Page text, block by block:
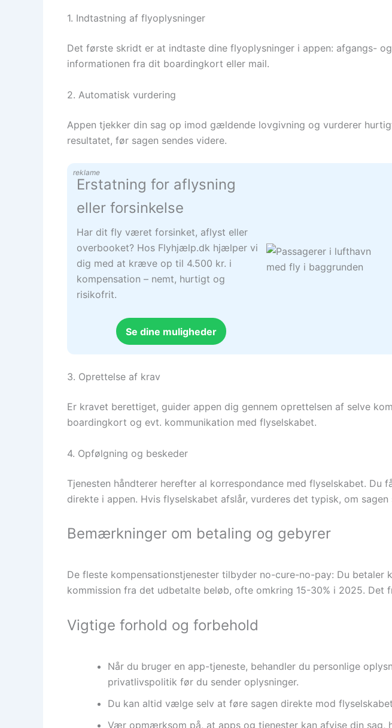
1. Indtastning af flyoplysninger
Det første skridt er at indtaste dine flyoplysninger i appen: afgangs-
informationen fra dit boardingkort eller mail.
2. Automatisk vurdering
Appen tjekker din sag op imod gældende lovgivning og vurderer
resultatet, før sagen sendes videre.
reklame
Erstatning for aflysning
eller forsinkelse
Har dit fly været forsinket, aflyst eller
overbooket? Hos Flyhjælp.dk hjælper vi
dig med at kræve op til 4.500 kr. i
kompensation – nemt, hurtigt og
risikofrit.
Se dine muligheder
3. Oprettelse af krav
Er kravet berettiget, guider appen dig gennem oprettelsen af selve
boardingkort og evt. kommunikation med flyselskabet.
4. Opfølgning og beskeder
Tjenesten håndterer herefter al korrespondance med flyselskabet.
direkte i appen. Hvis flyselskabet afslår, vurderes det typisk, om
Bemærkninger om betaling og gebyrer
De fleste kompensationstjenester tilbyder no-cure-no-pay: Du
kommission fra det udbetalte beløb, ofte omkring 15-30% i 2025.
Vigtige forhold og forbehold
Når du bruger en app-tjeneste, behandler du personlige
privatlivspolitik før du sender oplysninger.
Du kan altid vælge selv at føre sagen direkte mod
Vær opmærksom på, at apps og tjenester kan afvise din